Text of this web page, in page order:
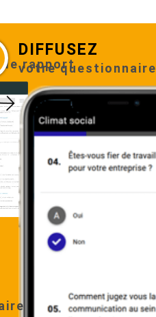
le rapport
DIFFUSEZ
votre questionnaire